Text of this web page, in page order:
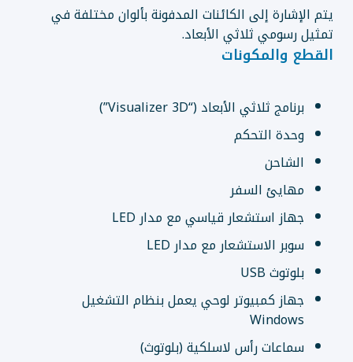
يتم الإشارة إلى الكائنات المدفونة بألوان مختلفة في
تمثيل رسومي ثلاثي الأبعاد.
القطع والمكونات
برنامج ثلاثي الأبعاد (“Visualizer 3D”)
وحدة التحكم
الشاحن
مهايئ السفر
جهاز استشعار قياسي مع مدار LED
سوبر الاستشعار مع مدار LED
بلوتوث USB
جهاز كمبيوتر لوحي يعمل بنظام التشغيل
Windows
سماعات رأس لاسلكية (بلوتوث)